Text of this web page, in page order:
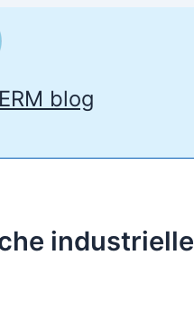
blog
industrielle